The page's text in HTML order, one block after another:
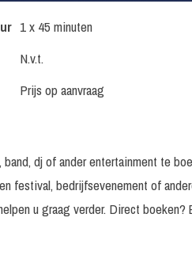
1 x 45 minuten
N.v.t.
Prijs op aanvraag
dj of ander entertainment te
festival, bedrijfsevenement of
u graag verder. Direct boeken?